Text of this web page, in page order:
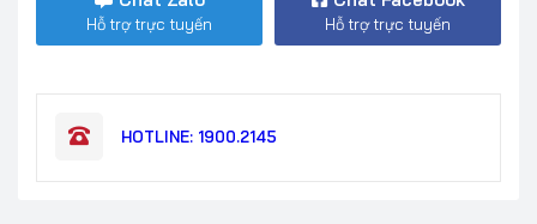
Hỗ trợ trực tuyến Hỗ trợ trực tuyến
HOTLINE: 1900.2145